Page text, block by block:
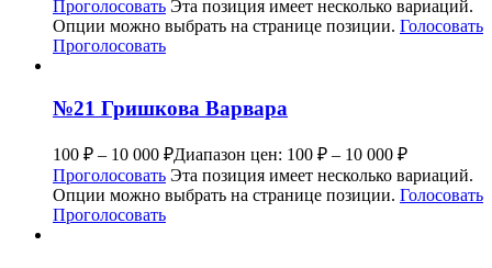
Проголосовать Эта позиция имеет несколько вариаций.
Опции можно выбрать на странице позиции. Голосовать
Проголосовать
№21 Гришкова Варвара
100 ₽ – 10 000 ₽Диапазон цен: 100 ₽ – 10 000 ₽
Проголосовать Эта позиция имеет несколько вариаций.
Опции можно выбрать на странице позиции. Голосовать
Проголосовать